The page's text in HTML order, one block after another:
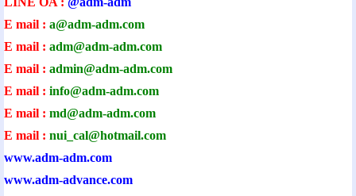
E mail : a@adm-adm.com
E mail : adm@adm-adm.com
E mail : admin@adm-adm.com
E mail : info@adm-adm.com
E mail : md@adm-adm.com
E mail : nui_cal@hotmail.com
www.adm-adm.com
www.adm-advance.com